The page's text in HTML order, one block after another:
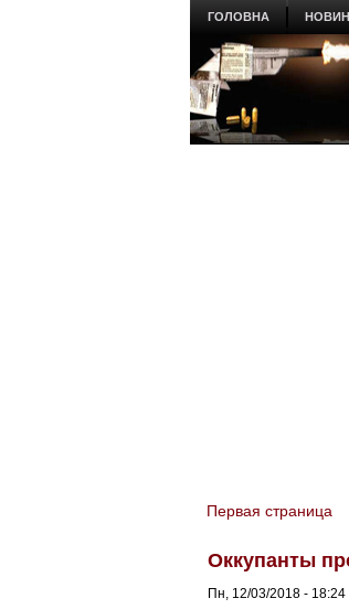
ГОЛОВНА
You are here
Первая страница
Оккупанты
Пн, 12/03/2018 - 18:24